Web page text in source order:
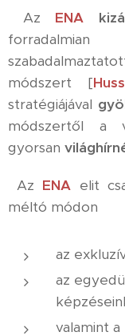
Az ENA
módszert [
stratégiájával
módszertől a
gyorsan
Az ENA elit
méltó módon
az
az
valamint